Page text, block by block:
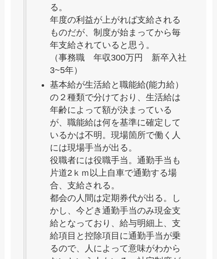
る。
年度の利益が上がれば支給される
ものだが、制度が始まってから毎
年支給されていると思う。
（事務職 年収300万円 新卒入社
3~5年）
基本給が生活給と職能給(能力給）
の２種類で分けており、生活給は
年齢によって額が決まっている
が、職能給は何を基準に確定して
いるかは不明。現場箇所で働く人
には現場手当が出る。
役職者には役職手当。通勤手当も
片道2ｋｍ以上自車で通勤する場
合、支給される。
都会の人間は定期券代が出る。し
かし、今どき通勤手当のみ現金支
給となっており、給与明細上、支
給項目と控除項目に通勤手当が乗
るので、人によって意味がわから